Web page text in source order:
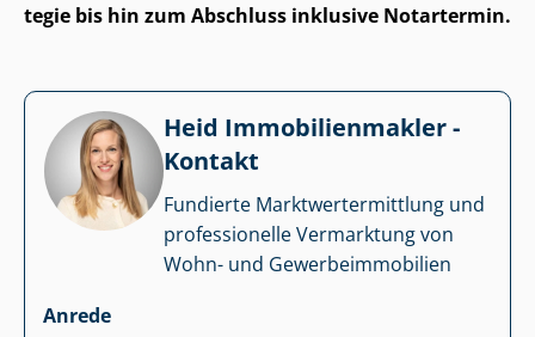
te­gie bis hin zum Abschluss inklusive Notartermin.
Heid Im­mo­bi­li­en­mak­ler -
Kontakt
Fundierte Markt­wert­ermitt­lung und
professionelle Vermarktung von
Wohn- und Ge­wer­be­im­mo­bi­li­en
Anrede